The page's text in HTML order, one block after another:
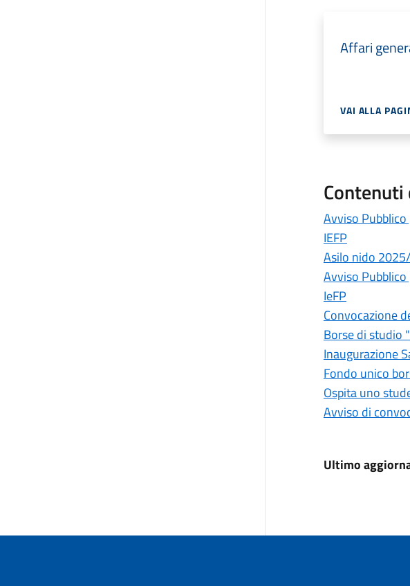
Affari
VAI ALLA
Avviso
IEFP
Asilo nido
Avviso
IeFP
Convocazione
Borse di studio
Inaugurazione
Fondo unico
Ospita uno
Avviso di
Ultimo